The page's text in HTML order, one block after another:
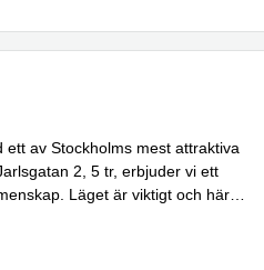
av Stockholms mest attraktiva
2, 5 tr, erbjuder vi ett
Läget är viktigt och här